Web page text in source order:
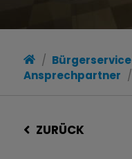
Bürgerservice
Ansprechpartner
ZURÜCK